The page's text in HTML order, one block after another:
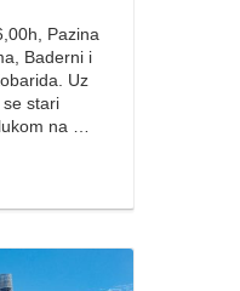
Pazina
Baderni i
Uz
stari
na …